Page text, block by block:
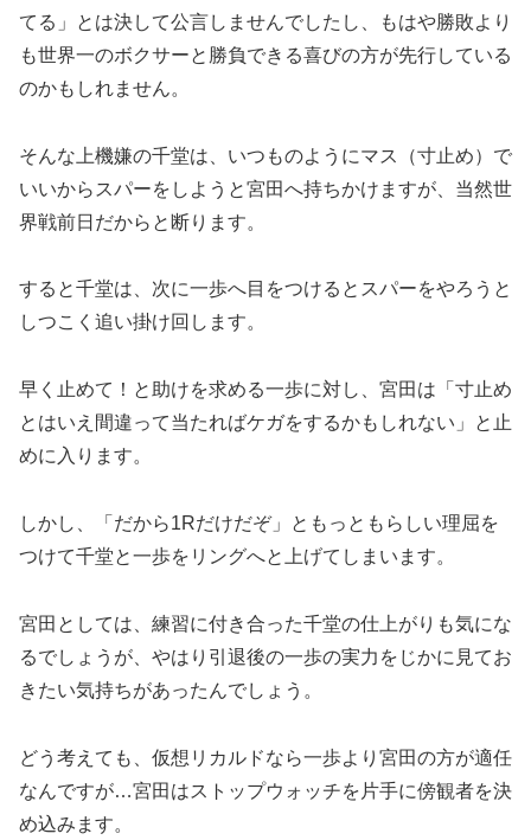
てる」とは決して公言しませんでしたし、もはや勝敗より
も世界一のボクサーと勝負できる喜びの方が先行している
のかもしれません。
そんな上機嫌の千堂は、いつものようにマス（寸止め）で
いいからスパーをしようと宮田へ持ちかけますが、当然世
界戦前日だからと断ります。
すると千堂は、次に一歩へ目をつけるとスパーをやろうと
しつこく追い掛け回します。
早く止めて！と助けを求める一歩に対し、宮田は「寸止め
とはいえ間違って当たればケガをするかもしれない」と止
めに入ります。
しかし、「だから1Rだけだぞ」ともっともらしい理屈を
つけて千堂と一歩をリングへと上げてしまいます。
宮田としては、練習に付き合った千堂の仕上がりも気にな
るでしょうが、やはり引退後の一歩の実力をじかに見てお
きたい気持ちがあったんでしょう。
どう考えても、仮想リカルドなら一歩より宮田の方が適任
なんですが…宮田はストップウォッチを片手に傍観者を決
め込みます。